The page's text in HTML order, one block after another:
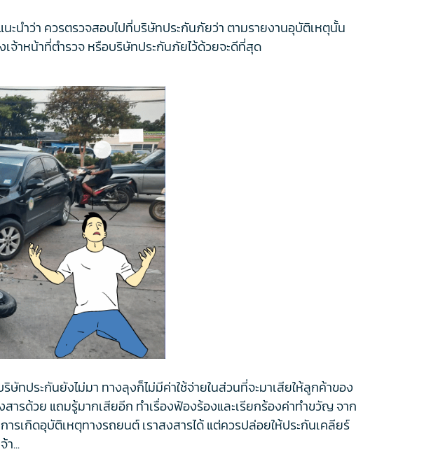
ำว่า ควรตรวจสอบไปที่บริษัทประกันภัยว่า ตามรายงานอุบัติเหตุนั้น
าหน้าที่ตำรวจ หรือบริษัทประกันภัยไว้ด้วยจะดีที่สุด
ทประกันยังไม่มา ทางลุงก็ไม่มีค่าใช้จ่ายในส่วนที่จะมาเสียให้ลูกค้าของ
รด้วย แถมรู้มากเสียอีก ทำเรื่องฟ้องร้องและเรียกร้องค่าทำขวัญ จาก
รเกิดอุบัติเหตุทางรถยนต์ เราสงสารได้ แต่ควรปล่อยให้ประกันเคลียร์
...